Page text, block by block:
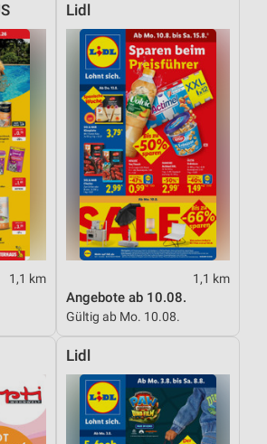
1,1 km
Lidl
1,1 km
Angebote ab 10.08.
Gültig ab Mo. 10.08.
Lidl